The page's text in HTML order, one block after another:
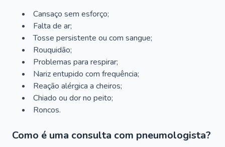
Cansaço sem esforço;
Falta de ar;
Tosse persistente ou com sangue;
Rouquidão;
Problemas para respirar;
Nariz entupido com frequência;
Reação alérgica a cheiros;
Chiado ou dor no peito;
Roncos.
Como é uma consulta com pneumologista?